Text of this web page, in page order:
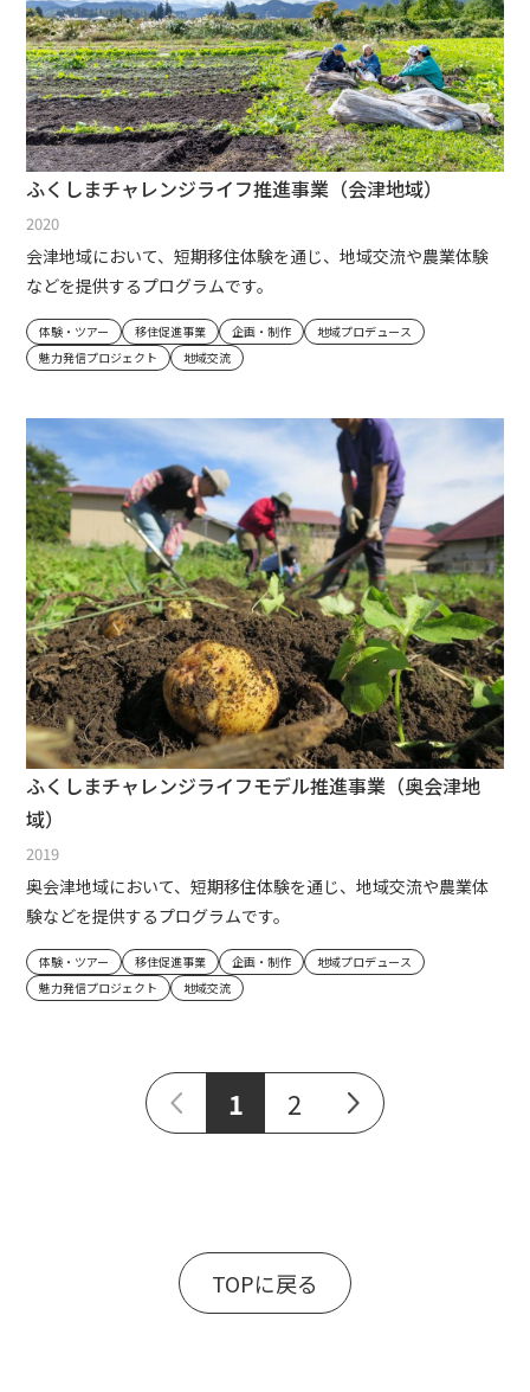
ふくしまチャレンジライフ推進事業（会津地域）
2020
会津地域において、短期移住体験を通じ、地域交流や農業体験
などを提供するプログラムです。
体験・ツアー 移住促進事業 企画・制作
地域プロデュース
魅力発信プロジェクト
地域交流
ふくしまチャレンジライフモデル推進事業（奥会津地
域）
2019
奥会津地域において、短期移住体験を通じ、地域交流や農業体
験などを提供するプログラムです。
体験・ツアー 移住促進事業 企画・制作
地域プロデュース
魅力発信プロジェクト
地域交流
1 2
TOPに戻る